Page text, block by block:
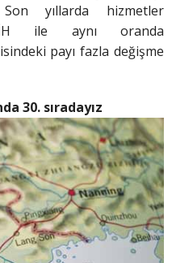
yıllarda hizmetler
ile aynı oranda
payı fazla değişme
30. sıradayız